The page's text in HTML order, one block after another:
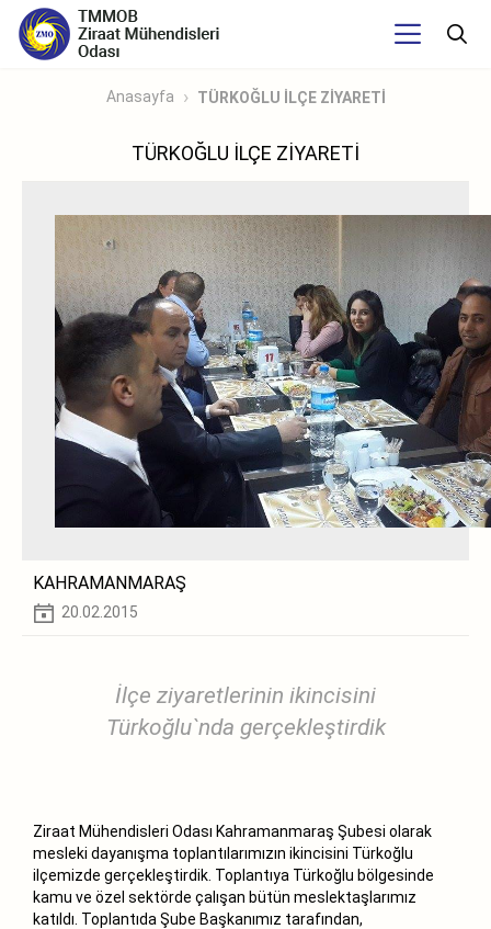
Anasayfa TÜRKOĞLU İLÇE ZİYARETİ
TÜRKOĞLU İLÇE ZİYARETİ
KAHRAMANMARAŞ
20.02.2015
İlçe ziyaretlerinin ikincisini
Türkoğlu`nda gerçekleştirdik
Ziraat Mühendisleri Odası Kahramanmaraş Şubesi olarak
mesleki dayanışma toplantılarımızın ikincisini Türkoğlu
ilçemizde gerçekleştirdik. Toplantıya Türkoğlu bölgesinde
kamu ve özel sektörde çalışan bütün meslektaşlarımız
katıldı. Toplantıda Şube Başkanımız tarafından,